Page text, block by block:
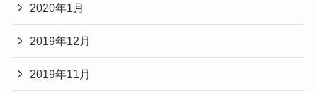
2020年1月
2019年12月
2019年11月